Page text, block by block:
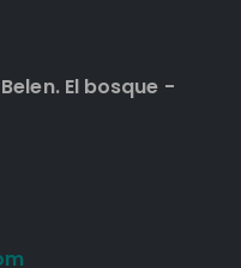
El bosque -